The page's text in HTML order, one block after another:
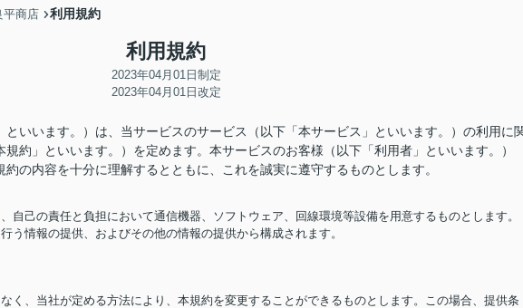
平商店 利用規約
利用規約
2023年04月01日制定
2023年04月01日改定
いいます。）は、当サービスのサービス（以下「本サービス」といいます。）の利用に
約」といいます。）を定めます。本サービスのお客様（以下「利用者」といいます。）
の内容を十分に理解するとともに、これを誠実に遵守するものとします。
自己の責任と負担において通信機器、ソフトウェア、回線環境等設備を用意するものとします。
う情報の提供、およびその他の情報の提供から構成されます。
く、当社が定める方法により、本規約を変更することができるものとします。この場合、提供条